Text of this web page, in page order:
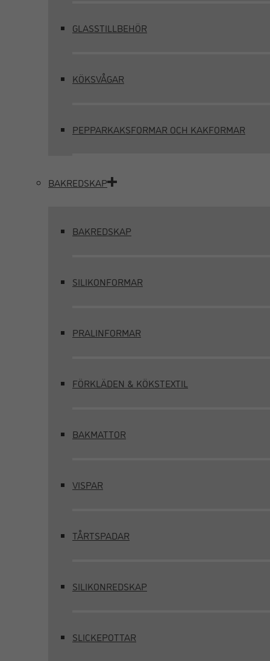
GLASSTILLBEHÖR
KÖKSVÅGAR
PEPPARKAKSFORMAR OCH KAKFORMAR
BAKREDSKAP
BAKREDSKAP
SILIKONFORMAR
PRALINFORMAR
FÖRKLÄDEN & KÖKSTEXTIL
BAKMATTOR
VISPAR
TÅRTSPADAR
SILIKONREDSKAP
SLICKEPOTTAR